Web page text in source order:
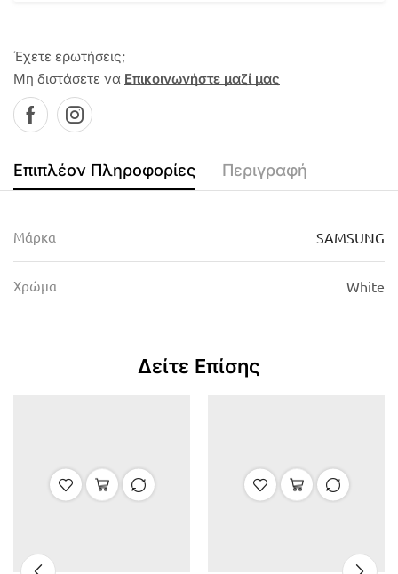
Έχετε ερωτήσεις;
Μη διστάσετε να Επικοινωνήστε μαζί μας
Επιπλέον Πληροφορίες Περιγραφή
Μάρκα SAMSUNG
Χρώμα White
Δείτε Επίσης